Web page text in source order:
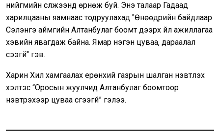
нийгмийн сүлжээнд өрнөж буй. Энэ талаар Гадаад
харилцааны яамнаас тодруулахад "Өнөөдрийн байдлаар
Сэлэнгэ аймгийн Алтанбулаг боомт дээрх үйл ажиллагаа
хэвийн явагдаж байна. Ямар нэгэн цуваа, дараалал
үүсээгүй" гэв.
Харин Хил хамгаалах ерөнхий газрын шалган нэвтүүлэх
хэлтэс “Оросын жуулчид Алтанбулаг боомтоор
нэвтрэхээр цуваа үүсгээгүй” гэлээ.